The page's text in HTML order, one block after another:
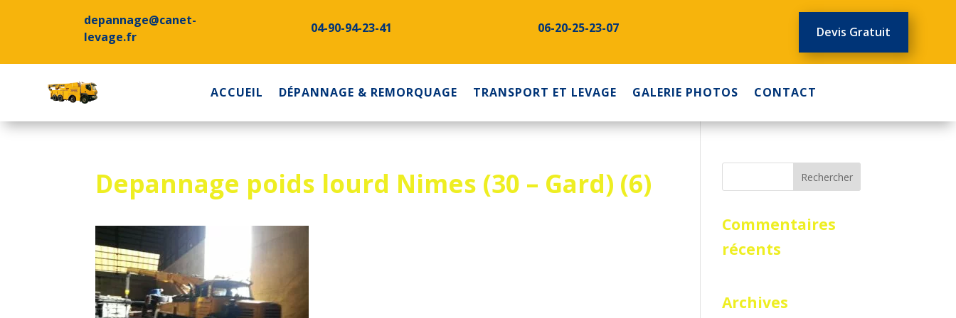
depannage@canet-
levage.fr
04-90-94-23-41 06-20-25-23-07 Devis Gratuit
ACCUEIL DÉPANNAGE & REMORQUAGE TRANSPORT ET LEVAGE GALERIE PHOTOS CONTACT
Depannage poids lourd Nimes (30 – Gard) (6)
Commentaires
récents
Archives